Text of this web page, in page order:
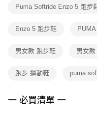
客戶支援中心」https://
１．透過由恩沛科技股份有限
權轉讓予恩沛科技股份有限公司
３．未成年的使用者請事先徵
４．使用「AFTEE先享後付」
Puma Softride Enzo 5 跑步
Enzo 5 跑步鞋
男女款 跑步鞋 男女
跑步 運動鞋 puma
一 必買清單 一